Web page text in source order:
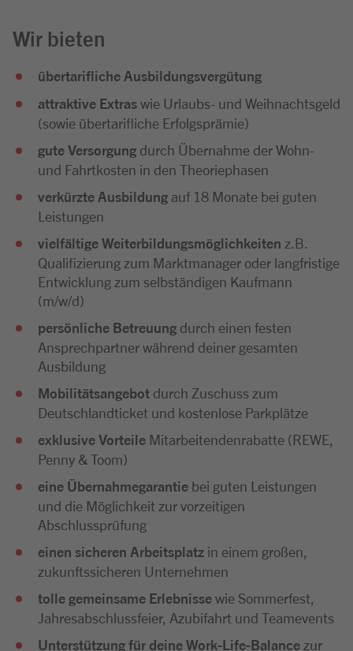
Wir bieten
übertarifliche Ausbildungsvergütung
attraktive Extraswie Urlaubs- und Weihnachtsgeld
(sowie übertarifliche Erfolgsprämie)
gute Versorgung durch Übernahme der Wohn-
und Fahrtkosten in den Theoriephasen
verkürzte Ausbildung auf 18 Monate bei guten
Leistungen
vielfältige Weiterbildungsmöglichkeiten z.B.
Qualifizierung zum Marktmanager oder langfristige
Entwicklung zum selbständigen Kaufmann
(m/w/d)
persönliche Betreuung durch einen festen
Ansprechpartner während deiner gesamten
Ausbildung
Mobilitätsangebot durch Zuschuss zum
Deutschlandticket und kostenlose Parkplätze
exklusive Vorteile Mitarbeitendenrabatte (REWE,
Penny & Toom)
eine Übernahmegarantie bei guten Leistungen
und die Möglichkeit zur vorzeitigen
Abschlussprüfung
einen sicheren Arbeitsplatz in einem großen,
zukunftssicheren Unternehmen
tolle gemeinsame Erlebnissewie Sommerfest,
Jahresabschlussfeier, Azubifahrt und Teamevents
Unterstützung für deine Work-Life-Balance zur